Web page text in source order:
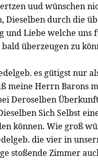
uud wünschen
Dieselben durch die
und Liebe welche uns
überzeugen zu
es gütigst nur
meine Herrn Barons
Deroselben
Sich Selbst
können. Wie groß
die vier in
stoßende Zimmer